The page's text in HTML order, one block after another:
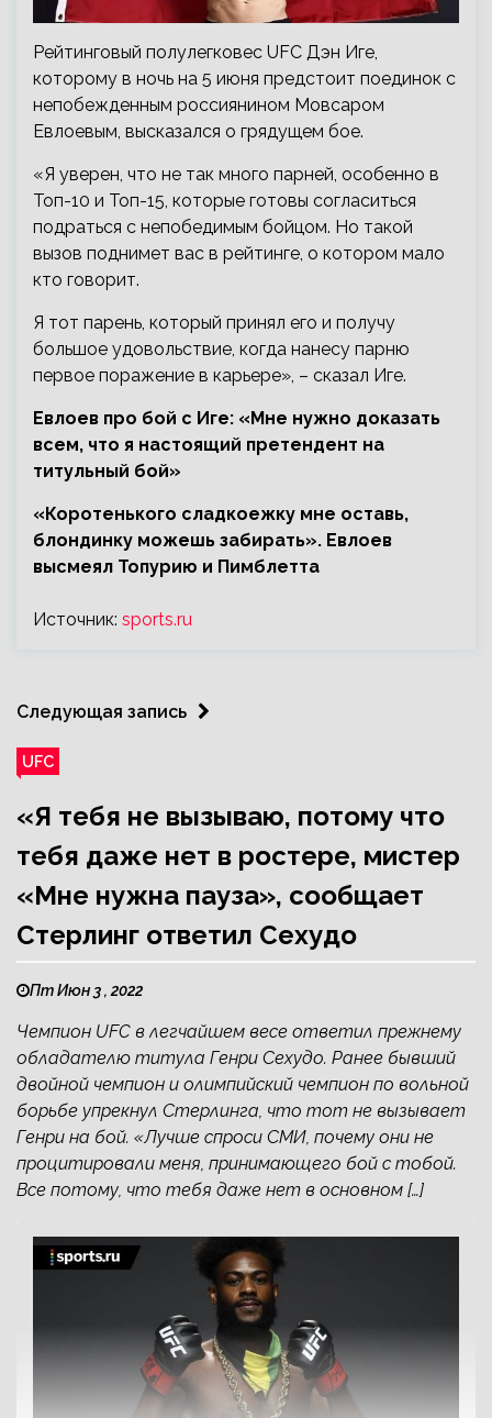
Рейтинговый полулегковес UFC Дэн Иге,
которому в ночь на 5 июня предстоит поединок с
непобежденным россиянином Мовсаром
Евлоевым, высказался о грядущем бое.
«Я уверен, что не так много парней, особенно в
Топ-10 и Топ-15, которые готовы согласиться
подраться с непобедимым бойцом. Но такой
вызов поднимет вас в рейтинге, о котором мало
кто говорит.
Я тот парень, который принял его и получу
большое удовольствие, когда нанесу парню
первое поражение в карьере», – сказал Иге.
Евлоев про бой с Иге: «Мне нужно доказать
всем, что я настоящий претендент на
титульный бой»
«Коротенького сладкоежку мне оставь,
блондинку можешь забирать». Евлоев
высмеял Топурию и Пимблетта
Источник: sports.ru
Следующая запись
UFC
«Я тебя не вызываю, потому что
тебя даже нет в ростере, мистер
«Мне нужна пауза», сообщает
Стерлинг ответил Сехудо
Пт Июн 3 , 2022
Чемпион UFC в легчайшем весе ответил прежнему
обладателю титула Генри Сехудо. Ранее бывший
двойной чемпион и олимпийский чемпион по вольной
борьбе упрекнул Стерлинга, что тот не вызывает
Генри на бой. «Лучше спроси СМИ, почему они не
процитировали меня, принимающего бой с тобой.
Все потому, что тебя даже нет в основном […]